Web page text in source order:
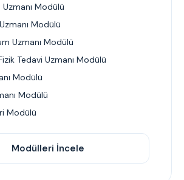
Modülü
Modülü
Uzmanı Modülü
Tedavi Uzmanı Modülü
Modülü
Modülü
Modülü
Modülleri İncele